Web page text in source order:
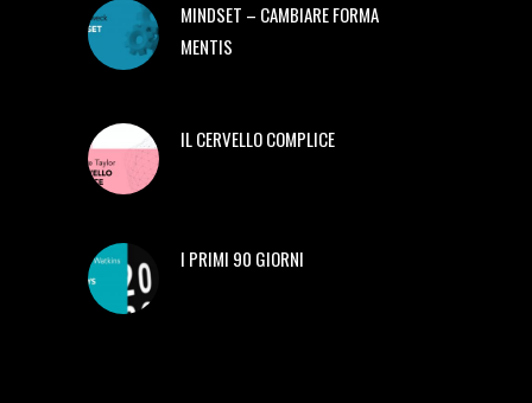
MINDSET – CAMBIARE FORMA
MENTIS
IL CERVELLO COMPLICE
I PRIMI 90 GIORNI